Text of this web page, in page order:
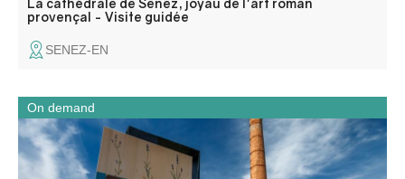
La cathédrale de Senez, joyau de l'art roman
provençal - Visite guidée
SENEZ-EN
Accompanied by a cultural mediator, discover this former
perfume plant distillery. The distillery was built in 1905 by
an internationally-established German company.
On demand